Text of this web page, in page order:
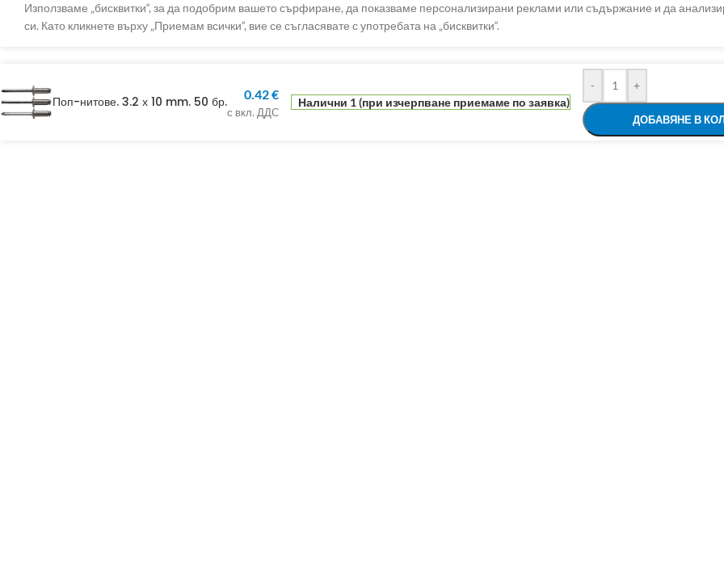
Използваме „бисквитки“, за да подобрим вашето сърфиране, да показваме персонализирани реклами или съдържание и да
си. Като кликнете върху „Приемам всички“, вие се съгласявате с употребата на „бисквитки“.
Поп-нитове. 3.2 х 10 mm. 50 бр. 0.42€
с вкл. ДДС
Налични 1 (при изчерпване приемаме по заявка)
- +
ДОБАВЯНЕ В